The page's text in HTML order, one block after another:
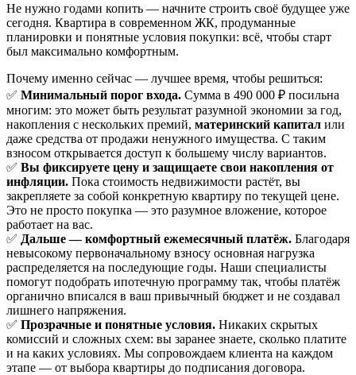
Не нужно годами копить — начните строить своё будущее уже
сегодня. Квартира в современном ЖК, продуманные
планировки и понятные условия покупки: всё, чтобы старт
был максимально комфортным.
Почему именно сейчас — лучшее время, чтобы решиться:
✅ Минимальный порог входа. Сумма в 490 000 ₽ посильна
многим: это может быть результат разумной экономии за год,
накопления с нескольких премий, материнский капитал или
даже средства от продажи ненужного имущества. С таким
взносом открывается доступ к большему числу вариантов.
✅ Вы фиксируете цену и защищаете свои накопления от
инфляции. Пока стоимость недвижимости растёт, вы
закрепляете за собой конкретную квартиру по текущей цене.
Это не просто покупка — это разумное вложение, которое
работает на вас.
✅ Дальше — комфортный ежемесячный платёж. Благодаря
невысокому первоначальному взносу основная нагрузка
распределяется на последующие годы. Наши специалисты
помогут подобрать ипотечную программу так, чтобы платёж
органично вписался в ваш привычный бюджет и не создавал
лишнего напряжения.
✅ Прозрачные и понятные условия. Никаких скрытых
комиссий и сложных схем: вы заранее знаете, сколько платите
и на каких условиях. Мы сопровождаем клиента на каждом
этапе — от выбора квартиры до подписания договора.